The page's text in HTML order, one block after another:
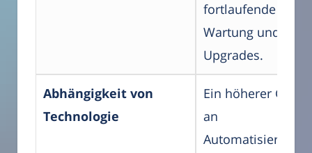
fortlaufende
Wartung und
Upgrades.
Abhängigkeit von
Technologie
Ein höherer Grad
an
Automatisierung